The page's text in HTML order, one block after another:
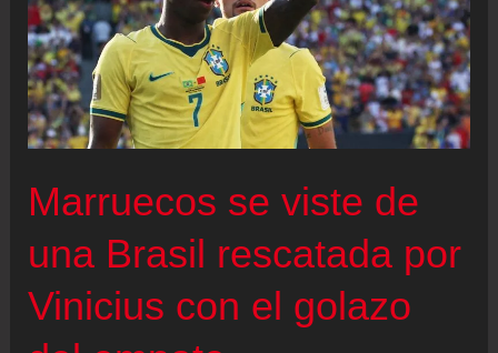
Marruecos se viste de
una Brasil rescatada por
Vinicius con el golazo